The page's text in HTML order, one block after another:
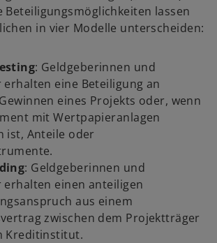
Beteiligungsmöglichkeiten lassen
in vier Modelle unterscheiden:
: Geldgeberinnen und
erhalten eine Beteiligung an
eines Projekts oder, wenn
mit Wertpapieranlagen
ist, Anteile oder
: Geldgeberinnen und
erhalten einen anteiligen
aus einem
zwischen dem Projektträger
Kreditinstitut.